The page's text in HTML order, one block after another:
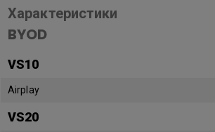
Характеристики
BYOD
VS10
Airplay
VS20